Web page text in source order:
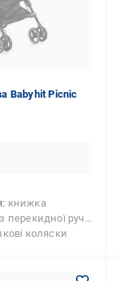
Babyhit Picnic
книжка
перекидної ручки
коляски